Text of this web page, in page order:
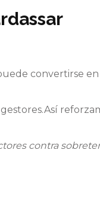
convertirse
contra